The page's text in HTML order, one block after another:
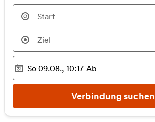
Ausgewählter Zeitpunkt
So 09.08., 10:17 Ab
Verbindung suchen